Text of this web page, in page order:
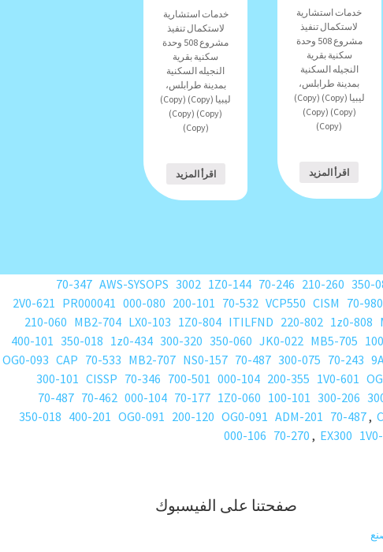
خدمات استشارية
لاستكمال تنفيذ
مشروع 508 وحدة
سكنية بقرية
النجيله السكنية
بمدينة طرابلس،
ليبيا (Copy) (Copy)
(Copy) (Copy)
(Copy)
اقرأ المزيد
خدمات استشارية
لاستكمال تنفيذ
مشروع 508 وحدة
سكنية بقرية
النجيله السكنية
بمدينة طرابلس،
ليبيا (Copy) (Copy)
(Copy) (Copy)
(Copy)
اقرأ المزيد
350-
210-260
70-246
1Z0-144
3002
AWS-SYSOPS
70-347
70-980
CISM
VCP550
70-532
200-101
000-080
PR000041
2V0-621
1z0-808
220-802
ITILFND
1Z0-804
LX0-103
MB2-704
210-060
MB5-705
JK0-022
350-060
300-320
1z0-434
350-018
400-101
70-243
300-075
70-487
NS0-157
MB2-707
70-533
CAP
OG0-093
1V0-601
200-355
000-104
700-501
70-346
CISSP
300-101
300-206
100-101
1Z0-060
70-177
000-104
70-462
70-487
,
70-487
ADM-201
OG0-091
200-120
OG0-091
400-201
350-018
EX300
,
70-270
000-106
صفحتنا على الفيسبوك